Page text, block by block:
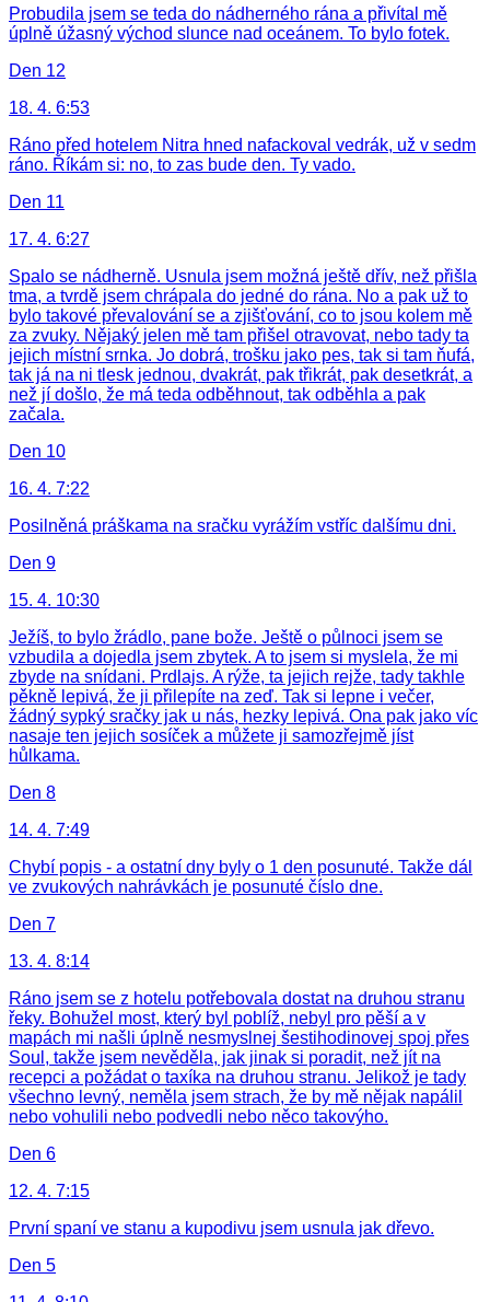
Probudila jsem se teda do nádherného rána a přivítal mě
úplně úžasný východ slunce nad oceánem. To bylo fotek.
Den 12
18. 4. 6:53
Ráno před hotelem Nitra hned nafackoval vedrák, už v sedm
ráno. Říkám si: no, to zas bude den. Ty vado.
Den 11
17. 4. 6:27
Spalo se nádherně. Usnula jsem možná ještě dřív, než přišla
tma, a tvrdě jsem chrápala do jedné do rána. No a pak už to
bylo takové převalování se a zjišťování, co to jsou kolem mě
za zvuky. Nějaký jelen mě tam přišel otravovat, nebo tady ta
jejich místní srnka. Jo dobrá, trošku jako pes, tak si tam ňufá,
tak já na ni tlesk jednou, dvakrát, pak třikrát, pak desetkrát, a
než jí došlo, že má teda odběhnout, tak odběhla a pak
začala.
Den 10
16. 4. 7:22
Posilněná práškama na sračku vyrážím vstříc dalšímu dni.
Den 9
15. 4. 10:30
Ježíš, to bylo žrádlo, pane bože. Ještě o půlnoci jsem se
vzbudila a dojedla jsem zbytek. A to jsem si myslela, že mi
zbyde na snídani. Prdlajs. A rýže, ta jejich rejže, tady takhle
pěkně lepivá, že ji přilepíte na zeď. Tak si lepne i večer,
žádný sypký sračky jak u nás, hezky lepivá. Ona pak jako víc
nasaje ten jejich sosíček a můžete ji samozřejmě jíst
hůlkama.
Den 8
14. 4. 7:49
Chybí popis - a ostatní dny byly o 1 den posunuté. Takže dál
ve zvukových nahrávkách je posunuté číslo dne.
Den 7
13. 4. 8:14
Ráno jsem se z hotelu potřebovala dostat na druhou stranu
řeky. Bohužel most, který byl poblíž, nebyl pro pěší a v
mapách mi našli úplně nesmyslnej šestihodinovej spoj přes
Soul, takže jsem nevěděla, jak jinak si poradit, než jít na
recepci a požádat o taxíka na druhou stranu. Jelikož je tady
všechno levný, neměla jsem strach, že by mě nějak napálil
nebo vohulili nebo podvedli nebo něco takovýho.
Den 6
12. 4. 7:15
První spaní ve stanu a kupodivu jsem usnula jak dřevo.
Den 5